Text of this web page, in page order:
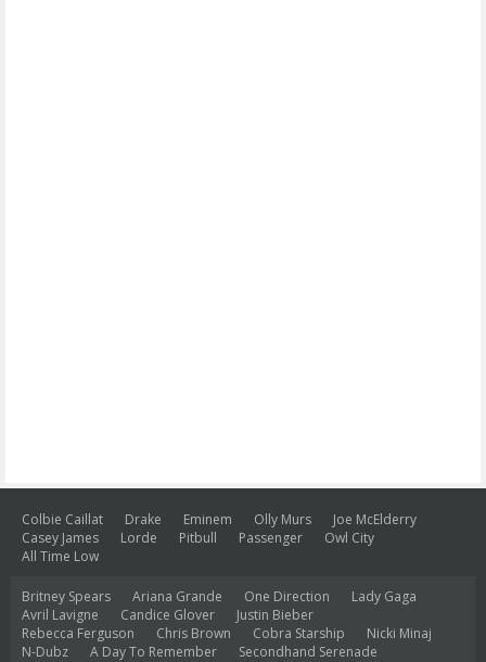
Colbie Caillat Drake Eminem Olly Murs
Joe McElderry
Casey James
Lorde Pitbull Passenger
Owl City
All Time Low
Britney Spears Ariana Grande One Direction
Lady Gaga
Avril Lavigne
Candice Glover
Justin Bieber
Rebecca Ferguson
Chris Brown Cobra Starship
Nicki Minaj
N-Dubz
A Day To Remember
Secondhand Serenade